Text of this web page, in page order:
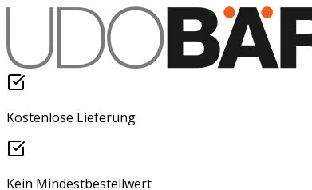
Kostenlose Lieferung
Kein Mindestbestellwert